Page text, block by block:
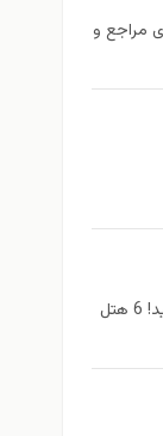
مراجع و
بهترین هتل تهران برای ماه عسل را بشناسید! 6 هتل